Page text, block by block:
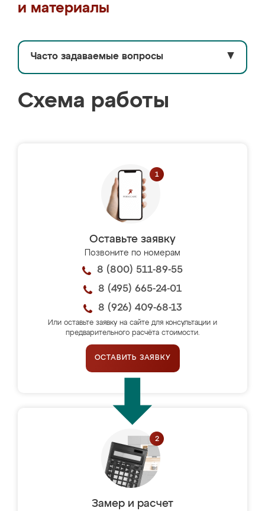
и материалы
Часто задаваемые вопросы ▼
Схема работы
Оставьте заявку
Позвоните по номерам
8 (800) 511-89-55
8 (495) 665-24-01
8 (926) 409-68-13
Или оставьте заявку на сайте для консультации и
предварительного расчёта стоимости.
ОСТАВИТЬ ЗАЯВКУ
Замер и расчет